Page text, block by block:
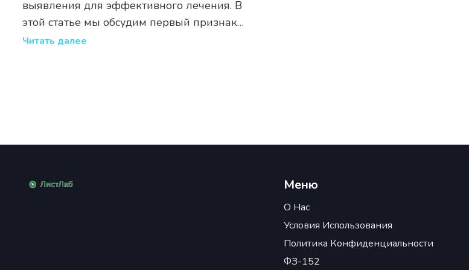
выявления для эффективного лечения. В
этой статье мы обсудим первый признак
цирроза печени и другие важные симптомы.
Читать далее
Меню
О Нас
Условия Использования
Политика Конфиденциальности
ФЗ-152